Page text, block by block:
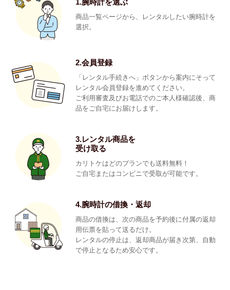
1.腕時計を選ぶ
商品一覧ページから、レンタルしたい腕時計を
選択。
2.会員登録
「レンタル手続きへ」ボタンから案内にそって
レンタル会員登録を進めてください。
ご利用審査及びお電話でのご本人様確認後、商
品をご自宅にお届けします。
3.レンタル商品を
受け取る
カリトケはどのプランでも送料無料！
ご自宅またはコンビニで受取が可能です。
4.腕時計の借換・返却
商品の借換は、次の商品を予約後に付属の返却
用伝票を貼って送るだけ。
レンタルの停止は、返却商品が届き次第、自動
で停止となるため安心です。